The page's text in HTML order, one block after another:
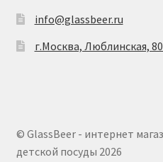
info@glassbeer.ru
г.Москва, Люблинская,
© GlassBeer - интернет
детской посуды 2026